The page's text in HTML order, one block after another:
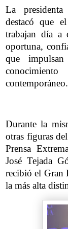
La
destacó que
trabajan día a
oportuna,
que
contemporáneo.
Durante la
otras figuras
Prensa
José Tejada
recibió el Gran
la más alta